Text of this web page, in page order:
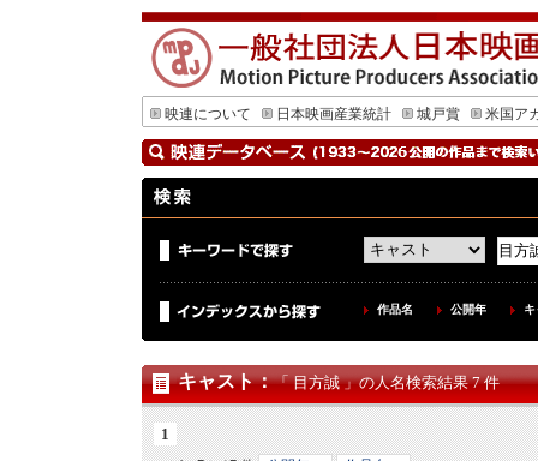
映連について 日本映画産業統計 城戸賞 米国ア
作品名 公開年
キャスト：「 目方誠 」の人名検索結果 7 件
1